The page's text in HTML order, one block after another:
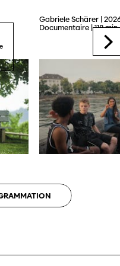
Gabriele Schärer |
Documentaire | 118 min